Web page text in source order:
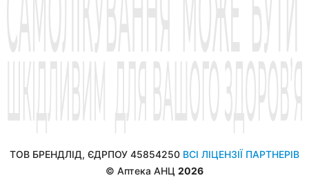
ТОВ БРЕНДЛІД, ЄДРПОУ 45854250 ВСІ ЛІЦЕНЗІЇ ПАРТНЕРІВ
© Аптека АНЦ 2026